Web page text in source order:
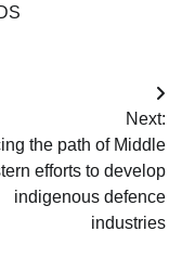
Next:
the path of Middle
efforts to develop
indigenous defence
industries